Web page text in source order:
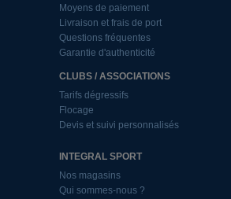
Moyens de paiement
Livraison et frais de port
Questions fréquentes
Garantie d'authenticité
CLUBS / ASSOCIATIONS
Tarifs dégressifs
Flocage
Devis et suivi personnalisés
INTEGRAL SPORT
Nos magasins
Qui sommes-nous ?